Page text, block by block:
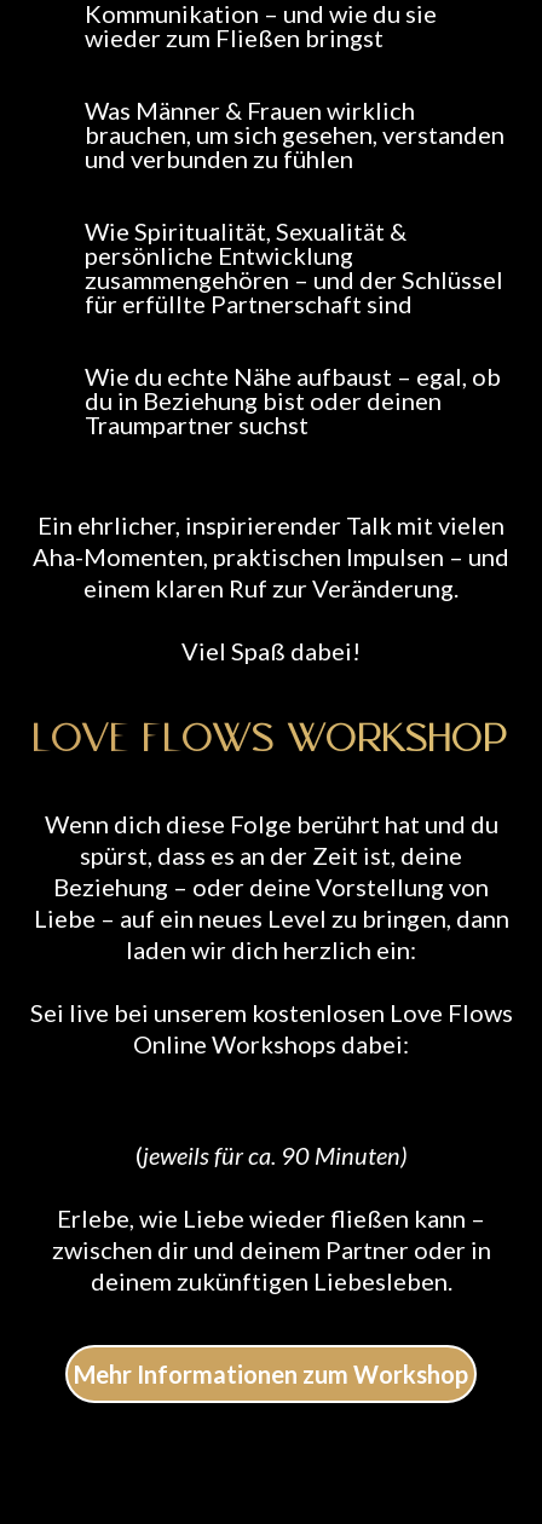
Kommunikation – und wie du sie
wieder zum Fließen bringst
Was Männer & Frauen wirklich
brauchen, um sich gesehen, verstanden
und verbunden zu fühlen
Wie Spiritualität, Sexualität &
persönliche Entwicklung
zusammengehören – und der Schlüssel
für erfüllte Partnerschaft sind
Wie du echte Nähe aufbaust – egal, ob
du in Beziehung bist oder deinen
Traumpartner suchst
Ein ehrlicher, inspirierender Talk mit vielen
Aha-Momenten, praktischen Impulsen – und
einem klaren Ruf zur Veränderung.
Viel Spaß dabei!
LOVE FLOWS WORKSHOP
Wenn dich diese Folge berührt hat und du
spürst, dass es an der Zeit ist, deine
Beziehung – oder deine Vorstellung von
Liebe – auf ein neues Level zu bringen, dann
laden wir dich herzlich ein:
Sei live bei unserem kostenlosen Love Flows
Online Workshops dabei:
(jeweils für ca. 90 Minuten)
Erlebe, wie Liebe wieder fließen kann –
zwischen dir und deinem Partner oder in
deinem zukünftigen Liebesleben.
Mehr Informationen zum Workshop